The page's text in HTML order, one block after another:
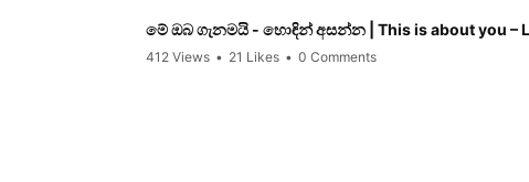
මේ ඔබ ගැනමයි - හොඳින් අසන්න | This is about you –
412 Views • 21 Likes • 0 Comments